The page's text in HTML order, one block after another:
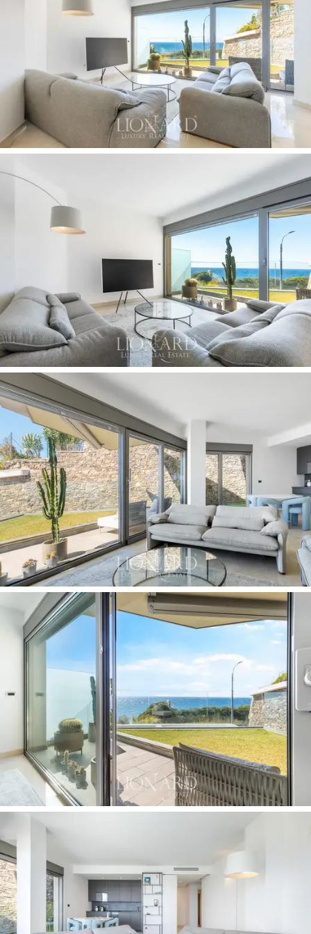
del famosocarril bicique bordea el mar. El centro de
la ciudad, con sus boutiques, restaurantes y el famoso
Teatro Ariston
, también está a poca distancia. A pocos
minutos se encuentran el prestigiosoCasino de
Sanremoy el puerto turístico, que acoge yates de
todo el mundo.
La arquitectura del inmueble se caracteriza por la
modernidad y la eficiencia energética,con materiales
de calidad y soluciones tecnológicas de vanguardia. El
complejo residencial destaca por su estética
minimalista, con
líneas limpias y un diseño refinado,
realzado por la presencia de acabados de alto nivel. El
sistema de calefacción, con paneles de suelo radiante
y apoyado por un sistema de aire acondicionado con
sistema VRF, ofrece uncontrol autónomo y
personalizado con alta eficienciay garantiza bajos
costes de gestión y un reducido impacto ambiental. El
complejo también ofrece unaazotea con piscina
infinitadonde podrás experimentar la emoción de
bucear suspendido entre el mar y el cielo.
La entrada al apartamento se abre a una
luminosa sala de estar con comedor,zona de
relajación y acceso directo al jardín privado. La cocina
moderna y bien equipada se integra armoniosamente
con el salón, ofreciendo un ambiente perfecto para
momentos de convivencia con vistas al mar. La zona de
noche incluyedos dormitorios con baños en suite,
ambos cuidados al detalle, con suelos deroble blanco
y muebles a medida.
El verdadero punto fuerte de esta propiedad es el
espacio exterior privado, un jardín de 65 m2
perfectamente cuidado, un rincón de vegetación para
momentos de absoluta relajación con elmar de fondo
Este espacio está enmarcado por un
muro de piedra
natural
, que asegura la privacidad y se integra
perfectamente con el paisaje, y porparapetos de
vidrio transparente,que delimitan el jardín sin obstruir
la vista panorámica.
La propiedad también incluye ungaraje privadocon
posibilidad de carga eléctrica y un sótano.
una oportunidad única para quienes desean vivir en un
entorno elegante y confortable a tiro de piedra del mar.
La combinación de interiores refinados, espacios
exteriores bien cuidados y una posición privilegiada en